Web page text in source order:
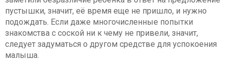
пустышки, значит, её время еще не пришло, и нужно
подождать. Если даже многочисленные попытки
знакомства с соской ни к чему не привели, значит,
следует задуматься о другом средстве для успокоения
малыша.